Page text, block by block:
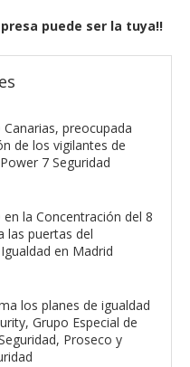
puede ser la tuya!!
Canarias, preocupada
de los vigilantes de
7 Seguridad
en la Concentración del 8
las puertas del
en Madrid
los planes de igualdad
Grupo Especial de
Proseco y